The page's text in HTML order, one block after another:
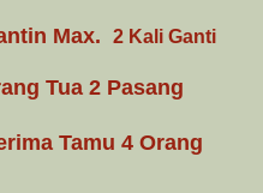
Max. 2 Kali Ganti
Tua 2 Pasang
Tamu 4 Orang